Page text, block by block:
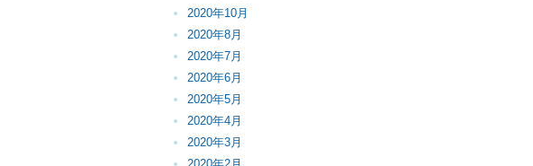
2020年10月
2020年8月
2020年7月
2020年6月
2020年5月
2020年4月
2020年3月